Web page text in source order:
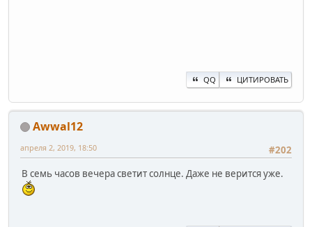
QQ ЦИТИРОВАТЬ
Awwal12
#202
апреля 2, 2019, 18:50
В семь часов вечера светит солнце. Даже не верится уже.